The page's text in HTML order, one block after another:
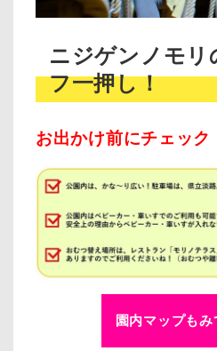
ニジゲンノモリ
フ一押し！
お出かけ前にチェック
園内マップもみ